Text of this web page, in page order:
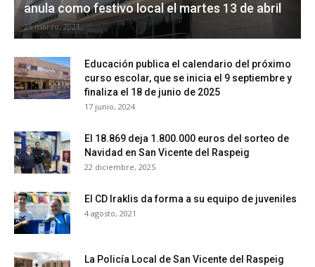
anula como festivo local el martes 13 de abril
25 marzo, 2021
Educación publica el calendario del próximo
curso escolar, que se inicia el 9 septiembre y
finaliza el 18 de junio de 2025
17 junio, 2024
El 18.869 deja 1.800.000 euros del sorteo de
Navidad en San Vicente del Raspeig
22 diciembre, 2025
El CD Iraklis da forma a su equipo de juveniles
4 agosto, 2021
La Policía Local de San Vicente del Raspeig